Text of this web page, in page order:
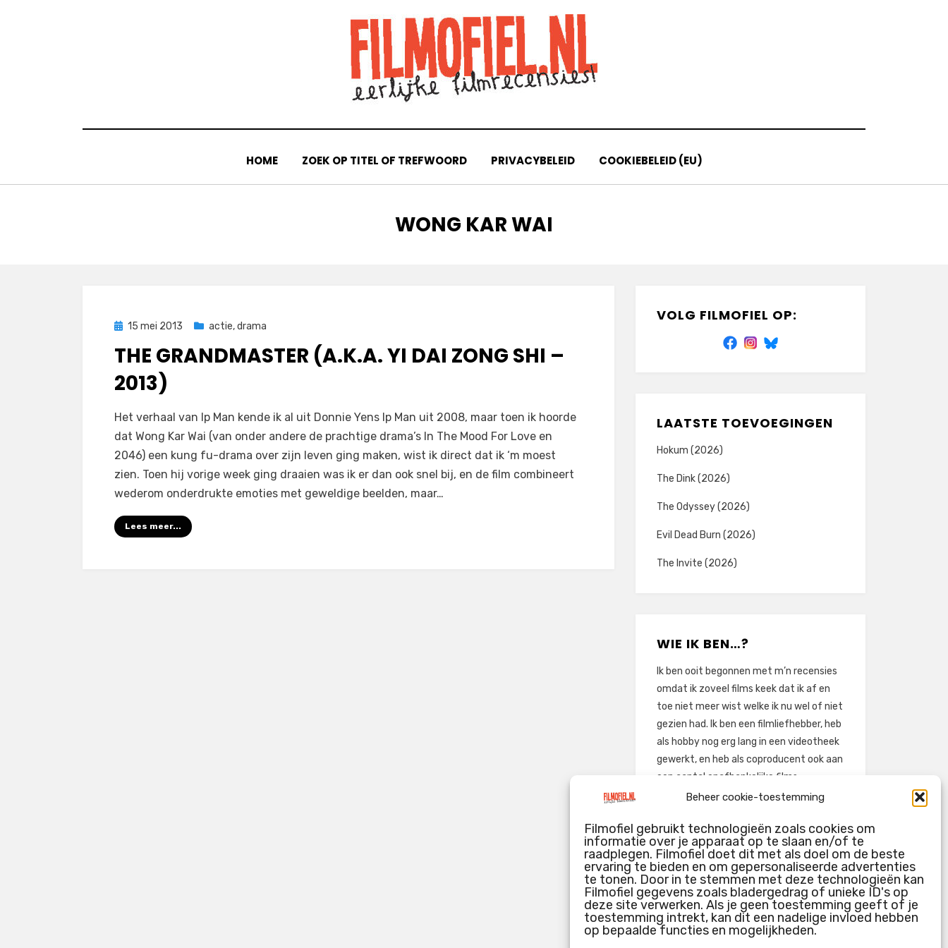
Beheer cookie-toestemming
Filmofiel gebruikt technologieën zoals cookies om
informatie over je apparaat op te slaan en/of te
raadplegen. Filmofiel doet dit met als doel om de beste
ervaring te bieden en om gepersonaliseerde advertenties
te tonen. Door in te stemmen met deze technologieën kan
Filmofiel gegevens zoals bladergedrag of unieke ID's op
deze site verwerken. Als je geen toestemming geeft of je
toestemming intrekt, kan dit een nadelige invloed hebben
op bepaalde functies en mogelijkheden.
HOME ZOEK OP TITEL OF TREFWOORD PRIVACYBELEID COOKIEBELEID (EU)
TAG
:
WONG KAR WAI
Geplaatst
15 mei 2013 actie,drama
THE GRANDMASTER (A.K.A. YI DAI ZONG SHI –
2013)
doorFilmofiel.nl
Laat een reactie achter op
The
dai
Het verhaal van Ip Man kende ik al uit Donnie Yens Ip Man uit 2008, maar toen ik hoorde
dat Wong Kar Wai (van onder andere de prachtige drama’s In The Mood For Love en
2046) een kung fu-drama over zijn leven ging maken, wist ik direct dat ik ‘m moest
zien. Toen hij vorige week ging draaien was ik er dan ook snel bij, en de film combineert
wederom onderdrukte emoties met geweldige beelden, maar…
Lees meer...
VOLG FILMOFIEL OP:
LAATSTE TOEVOEGINGEN
Hokum (2026)
The Dink (2026)
The Odyssey (2026)
Evil Dead Burn (2026)
The Invite (2026)
WIE IK BEN…?
Ik ben ooit begonnen met m’n recensies
omdat ik zoveel films keek dat ik af en
toe niet meer wist welke ik nu wel of niet
gezien had. Ik ben een filmliefhebber, heb
als hobby nog erg lang in een videotheek
gewerkt, en heb als coproducent ook aan
een aantal onafhankelijke films
meegewerkt.
pretentieloze uitbreidingen van m’n
voormalige ‘videotheek-geouwehoer’,
aangevuld met een groeiende kennis
over de kunde én de kunst van het
maken van film.